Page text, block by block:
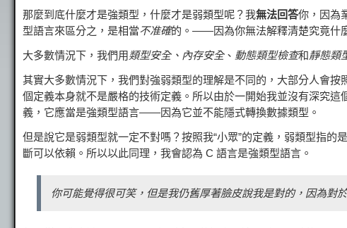
那麼到底什麼才是強類型，什麼才是弱類型呢？我無法回答你，因為
型語言來區分之，是相當不准確的。——因為你無法解釋清楚究竟什
大多數情況下，我們用類型安全、內存安全、 動態類型檢查和靜態類
其實大多數情況下，我們對強弱類型的理解是不同的，大部分人會
個定義本身就不是嚴格的技術定義。所以由於一開始我並沒有深究
義，它應當是強類型語言——因為它並不能隱式轉換數據類型。
但是說它是弱類型就一定不對嗎？按照我“小眾”的定義，弱類型指
斷可以依賴。所以以此同理，我會認為 C 語言是強類型語言。
你可能覺得很可笑，但是我仍舊厚著臉皮說我是對的，因為對